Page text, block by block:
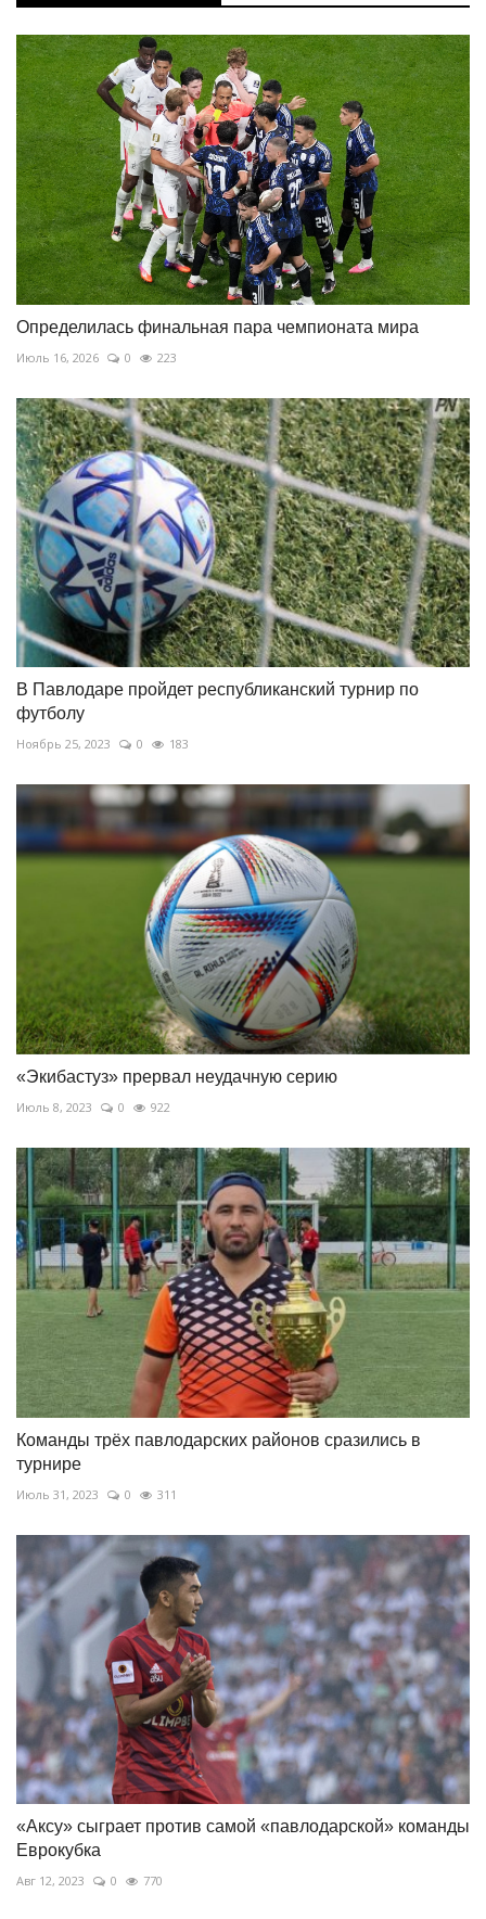
Определилась финальная пара чемпионата мира
Июль 16, 2026 0 223
В Павлодаре пройдет республиканский турнир по
футболу
Ноябрь 25, 2023 0 183
«Экибастуз» прервал неудачную серию
Июль 8, 2023 0 922
Команды трёх павлодарских районов сразились в
турнире
Июль 31, 2023 0 311
«Аксу» сыграет против самой «павлодарской» команды
Еврокубка
Авг 12, 2023 0 770